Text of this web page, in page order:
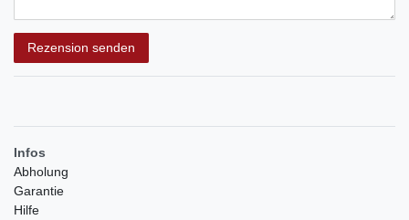
Rezension senden
Infos
Abholung
Garantie
Hilfe